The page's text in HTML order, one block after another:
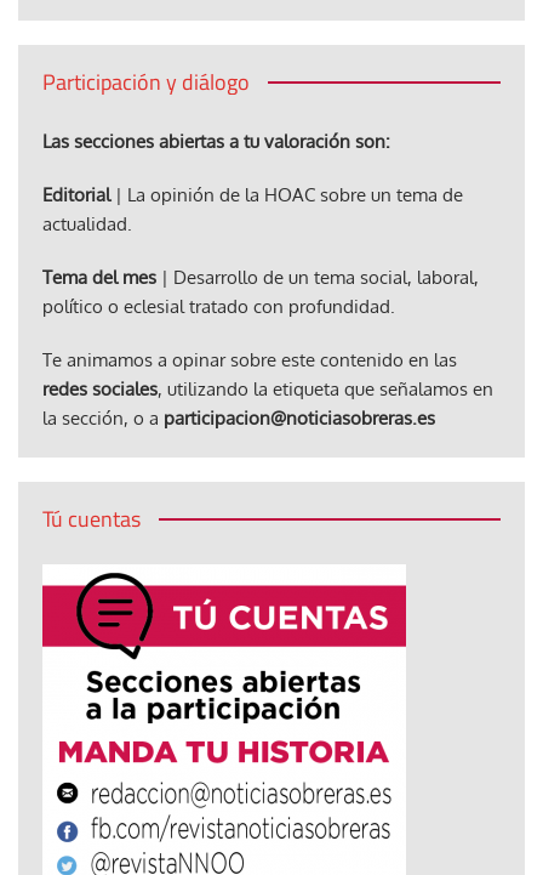
Participación y diálogo
Las secciones abiertas a tu valoración son:
Editorial| La opinión de la HOAC sobre un tema de
actualidad.
Tema del mes | Desarrollo de un tema social, laboral,
político o eclesial tratado con profundidad.
Te animamos a opinar sobre este contenido en las
redes sociales, utilizando la etiqueta que señalamos en
la sección, o a participacion@noticiasobreras.es
Tú cuentas